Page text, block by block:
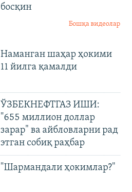
босқин
Бошқа видеолар
Наманган шаҳар ҳокими
11 йилга қамалди
ЎЗБЕКНЕФТГАЗ ИШИ:
"655 миллион доллар
зарар" ва айбловларни рад
этган собиқ раҳбар
"Шармандали ҳокимлар?"